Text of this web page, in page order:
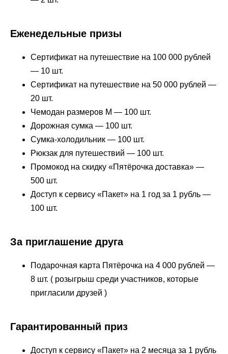
Еженедельные призы
Сертификат на путешествие на 100 000 рублей
— 10 шт.
Сертификат на путешествие на 50 000 рублей —
20 шт.
Чемодан размеров М — 100 шт.
Дорожная сумка — 100 шт.
Сумка-холодильник — 100 шт.
Рюкзак для путешествий — 100 шт.
Промокод на скидку «Пятёрочка доставка» —
500 шт.
Доступ к сервису «Пакет» на 1 год за 1 рубль —
100 шт.
За приглашение друга
Подарочная карта Пятёрочка на 4 000 рублей —
8 шт. ( розыгрыш среди участников, которые
пригласили друзей )
Гарантированный приз
Доступ к сервису «Пакет» на 2 месяца за 1 рубль